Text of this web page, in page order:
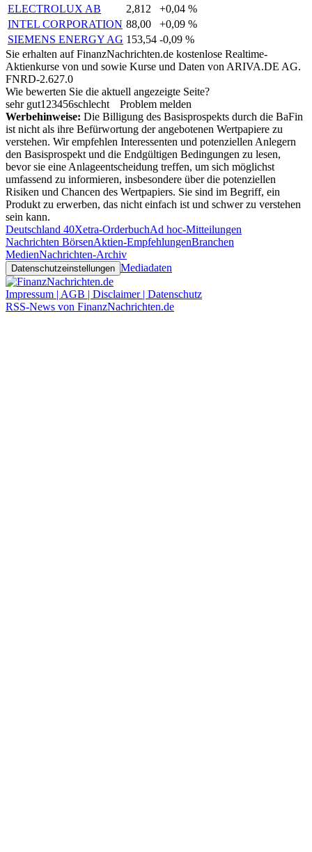
ELECTROLUX AB
2,812
+0,04 %
INTEL CORPORATION 88,00
+0,09 %
SIEMENS ENERGY AG 153,54 -0,09 %
Sie erhalten auf FinanzNachrichten.de kostenlose Realtime-
Aktienkurse von und sowie Kurse und Daten von ARIVA.DE AG.
FNRD-2.627.0
Wie bewerten Sie die aktuell angezeigte Seite?
sehr gut1 23456schlecht
Problem melden
Werbehinweise: Die Billigung des Basisprospekts durch die BaFin
ist nicht als ihre Befürwortung der angebotenen Wertpapiere zu
verstehen. Wir empfehlen Interessenten und potenziellen Anlegern
den Basisprospekt und die Endgültigen Bedingungen zu lesen,
bevor sie eine Anlageentscheidung treffen, um sich möglichst
umfassend zu informieren, insbesondere über die potenziellen
Risiken und Chancen des Wertpapiers. Sie sind im Begriff, ein
Produkt zu erwerben, das nicht einfach ist und schwer zu verstehen
sein kann.
Deutschland 40Xetra-OrderbuchAd hoc-Mitteilungen
Nachrichten BörsenAktien-EmpfehlungenBranchen
MedienNachrichten-Archiv
Datenschutzeinstellungen Mediadaten
Impressum | AGB | Disclaimer | Datenschutz
RSS-News von FinanzNachrichten.de